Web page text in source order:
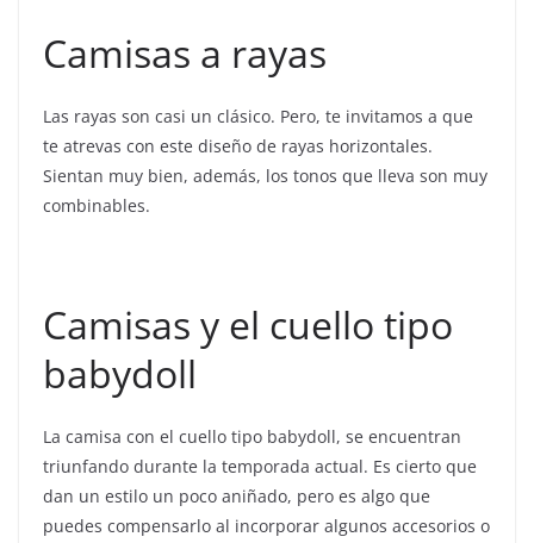
Camisas a rayas
Las rayas son casi un clásico. Pero, te invitamos a que
te atrevas con este diseño de rayas horizontales.
Sientan muy bien, además, los tonos que lleva son muy
combinables.
Camisas y el cuello tipo
babydoll
La camisa con el cuello tipo babydoll, se encuentran
triunfando durante la temporada actual. Es cierto que
dan un estilo un poco aniñado, pero es algo que
puedes compensarlo al incorporar algunos accesorios o